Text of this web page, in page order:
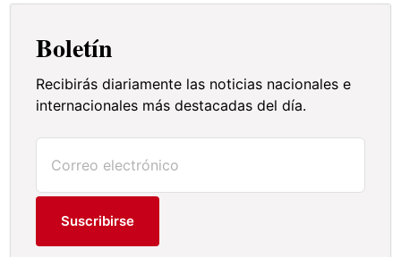
Boletín
Recibirás diariamente las noticias nacionales e
internacionales más destacadas del día.
Suscribirse